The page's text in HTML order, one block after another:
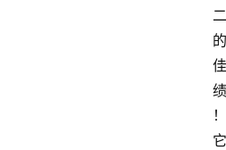
二
的
佳
绩
！
它